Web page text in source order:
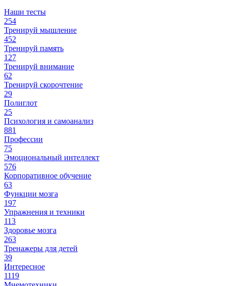
Наши тесты
254
Тренируй мышление
452
Тренируй память
127
Тренируй внимание
62
Тренируй скорочтение
29
Полиглот
25
Психология и самоанализ
881
Профессии
75
Эмоциональный интеллект
576
Корпоративное обучение
63
Функции мозга
197
Упражнения и техники
113
Здоровье мозга
263
Тренажеры для детей
39
Интересное
1119